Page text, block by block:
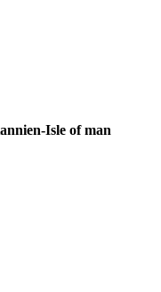
Isle of man